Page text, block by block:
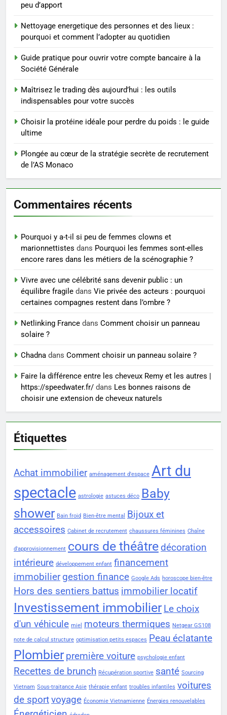
saignements
SANTÉ
4
peau éclatante grâce à The
Ordinary
SANTÉ
5
seniors: aménagement et
Voyance à La Rochelle : où
sérieux à un tarif juste ?
BIEN ÊTRE
7
Sclérose en plaques et
maternité : tout ce que les
femmes enceintes doivent
SANTÉ
8
entre un cabinet BPO et un
peu d’apport
Nettoyage energetique des personnes et des lieux :
pourquoi et comment l’adopter au quotidien
Guide pratique pour ouvrir votre compte bancaire à la
Société Générale
Maîtrisez le trading dès aujourd’hui : les outils
indispensables pour votre succès
Choisir la protéine idéale pour perdre du poids : le guide
ultime
Plongée au cœur de la stratégie secrète de recrutement
de l’AS Monaco
Commentaires récents
Pourquoi y a-t-il si peu de femmes clowns et
marionnettistes dans Pourquoi les femmes sont-elles
encore rares dans les métiers de la scénographie ?
Vivre avec une célébrité sans devenir public : un
équilibre fragile dans Vie privée des acteurs : pourquoi
certaines compagnes restent dans l’ombre ?
Netlinking France dans Comment choisir un panneau
solaire ?
Chadna dans Comment choisir un panneau solaire ?
Faire la différence entre les cheveux Remy et les autres |
https://speedwater.fr/ dans Les bonnes raisons de
choisir une extension de cheveux naturels
Étiquettes
Achat immobilier aménagement d'espace Art du
spectacle astrologie astuces déco Baby
shower Bain froid Bien-être mental
Bijoux et
accessoires Cabinet de recrutement chaussures féminines Chaîne
d'approvisionnement cours de théâtre décoration
intérieure développement enfant financement
immobilier gestion finance Google Ads horoscope bien-être
Hors des sentiers battus immobilier locatif
Investissement immobilier Le choix
d'un véhicule miel moteurs thermiques Netgear GS108
note de calcul structure optimisation petits espaces Peau éclatante
Plombier première voiture psychologie enfant
Recettes de brunch Récupération sportive santé Sourcing
Vietnam Sous-traitance Asie thérapie enfant troubles infantiles voitures
de sportvoyage Économie Vietnamienne Énergies renouvelables